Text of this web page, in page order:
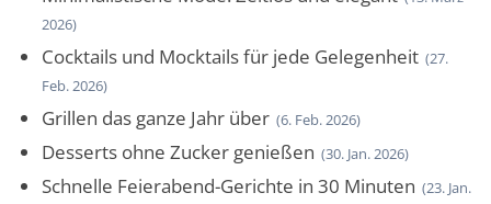
2026)
Cocktails und Mocktails für jede Gelegenheit (27.
Feb. 2026)
Grillen das ganze Jahr über (6. Feb. 2026)
Desserts ohne Zucker genießen (30. Jan. 2026)
Schnelle Feierabend-Gerichte in 30 Minuten (23. Jan.